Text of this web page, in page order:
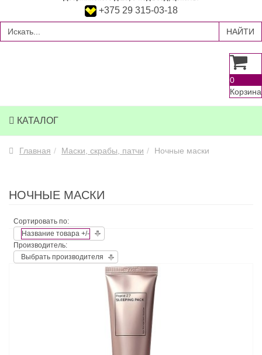
+375 29 315-03-18
0
Корзина
КАТАЛОГ
Главная Маски, скрабы, патчи Ночные маски
НОЧНЫЕ МАСКИ
Сортировать по:
Название товара +/-
Производитель:
Выбрать производителя